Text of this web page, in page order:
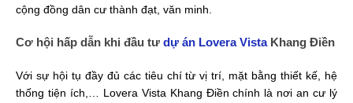
cộng đồng dân cư thành đạt, văn minh.
Cơ hội hấp dẫn khi đầu tư dự án Lovera VistaKhang Điền
Với sự hội tụ đầy đủ các tiêu chí từ vị trí, mặt bằng thiết kế, hệ
thống tiện ích,… Lovera Vista Khang Điền chính là nơi an cư lý